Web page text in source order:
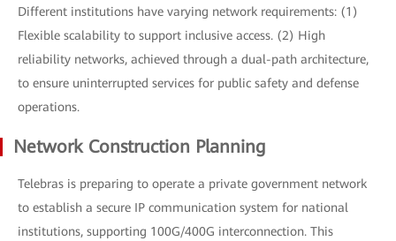
Different institutions have varying network requirements: (1)
Flexible scalability to support inclusive access. (2) High
reliability networks, achieved through a dual-path architecture,
to ensure uninterrupted services for public safety and defense
operations.
Network Construction Planning
Telebras is preparing to operate a private government network
to establish a secure IP communication system for national
institutions, supporting 100G/400G interconnection. This